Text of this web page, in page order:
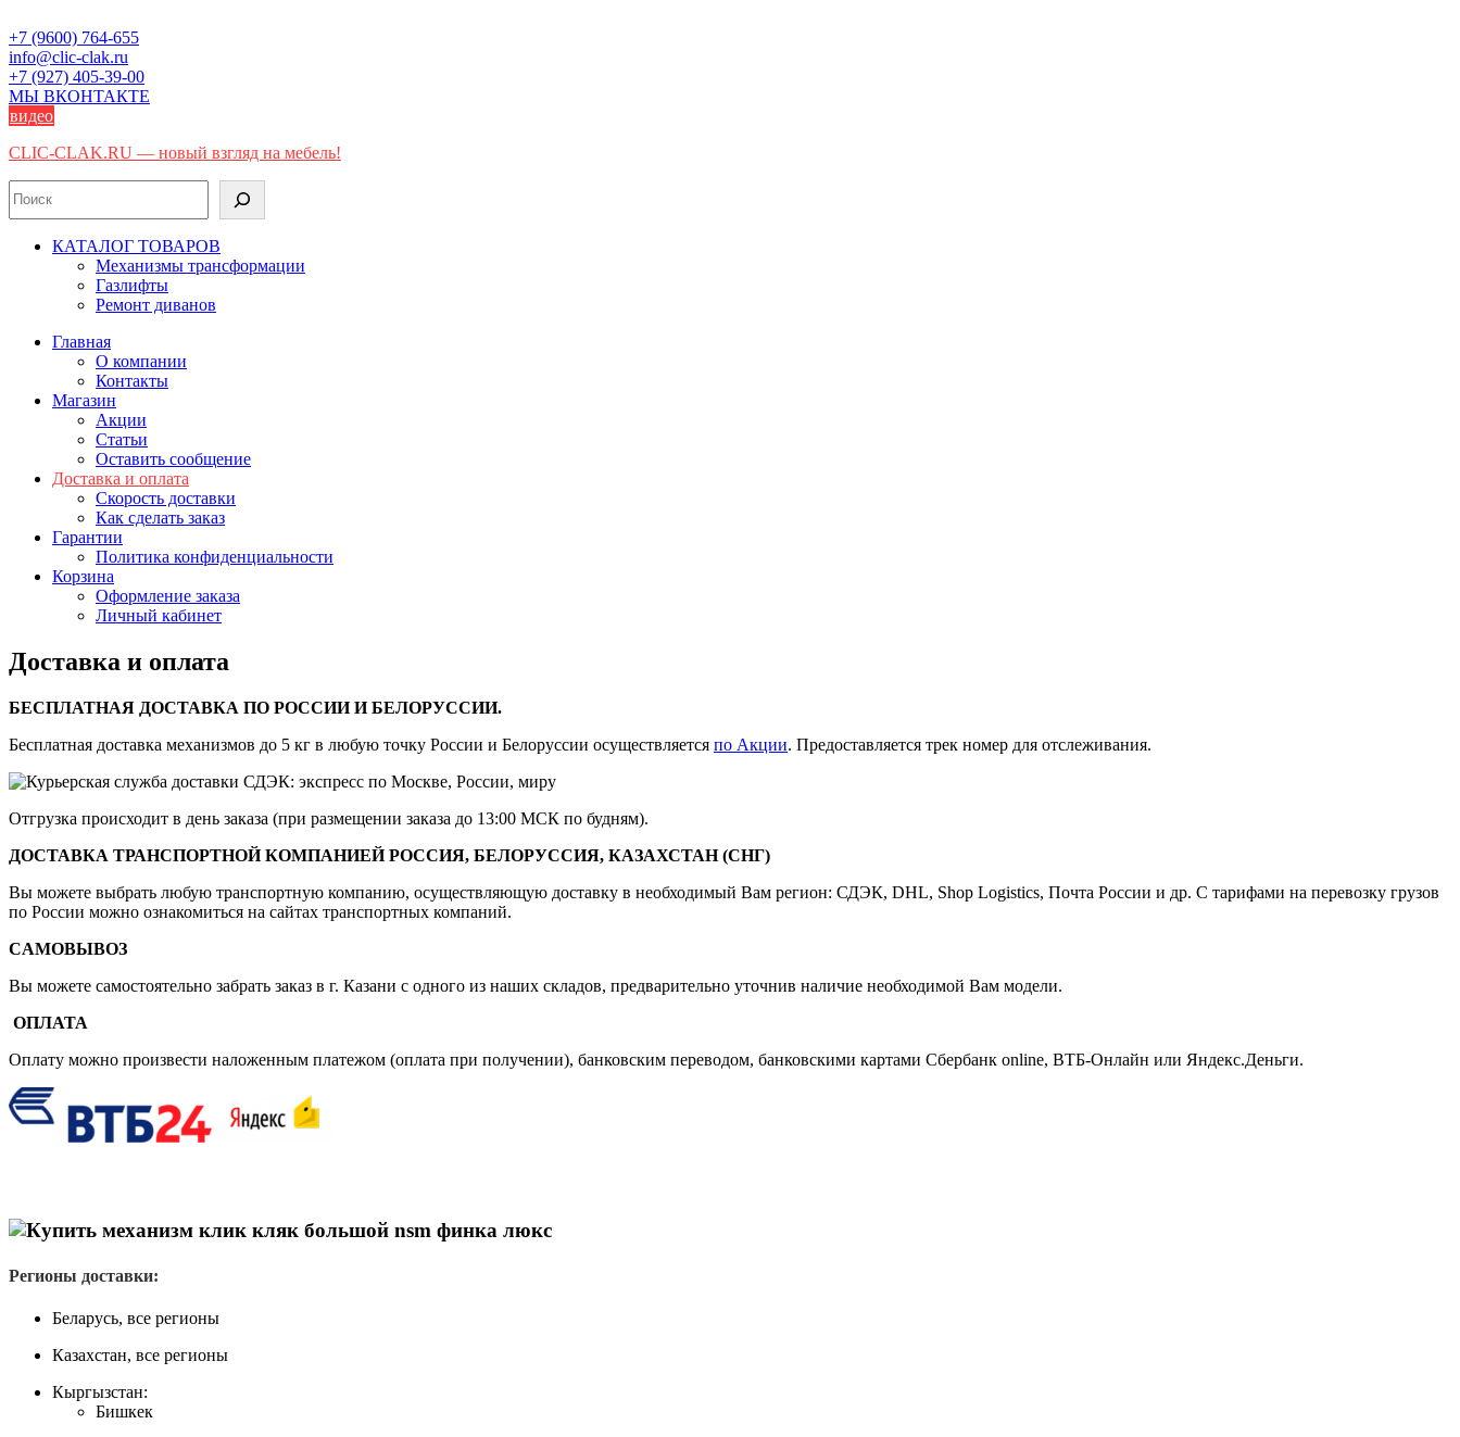
to
content
+7 (9600) 764-655
info@clic-clak.ru
+7 (927) 405-39-00
МЫ ВКОНТАКТЕ
видео
CLIC-CLAK.RU — новый взгляд на мебель!
КАТАЛОГ ТОВАРОВ
Механизмы трансформации
Газлифты
Ремонт диванов
Главная
О компании
Контакты
Магазин
Акции
Статьи
Оставить сообщение
Доставка и оплата
Скорость доставки
Как сделать заказ
Гарантии
Политика конфиденциальности
Корзина
Оформление заказа
Личный кабинет
Доставка и оплата
БЕСПЛАТНАЯ ДОСТАВКА ПО РОССИИ И БЕЛОРУССИИ.
Бесплатная доставка механизмов до 5 кг в любую точку России и Белоруссии осуществляется по Акции. Предоставляется трек номер для отслеживания.
Отгрузка происходит в день заказа (при размещении заказа до 13:00 МСК по будням).
ДОСТАВКА ТРАНСПОРТНОЙ КОМПАНИЕЙ РОССИЯ, БЕЛОРУССИЯ, КАЗАХСТАН (СНГ)
Вы можете выбрать любую транспортную компанию, осуществляющую доставку в необходимый Вам регион: СДЭК, DHL, Shop Logistics, Почта России и др. С тарифами на перевозку грузов
по России можно ознакомиться на сайтах транспортных компаний.
CАМОВЫВОЗ
Вы можете самостоятельно забрать заказ в г. Казани с одного из наших складов, предварительно уточнив наличие необходимой Вам модели.
ОПЛАТА
Оплату можно произвести наложенным платежом (оплата при получении), банковским переводом, банковскими картами Сбербанк online, ВТБ-Онлайн или Яндекс.Деньги.
Регионы доставки:
Беларусь, все регионы
Казахстан, все регионы
Кыргызстан:
Бишкек